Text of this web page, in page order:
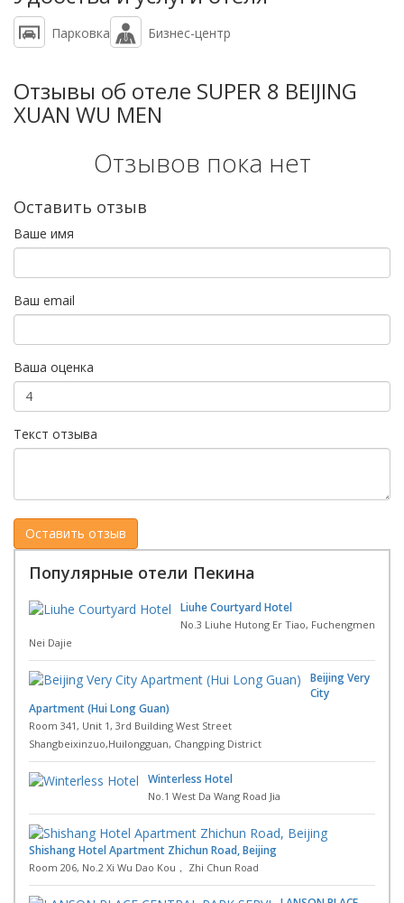
Парковка Бизнес-центр
Отзывы об отеле SUPER 8 BEIJING
XUAN WU MEN
Отзывов пока нет
Оставить отзыв
Ваше имя
Ваш email
Ваша оценка
Текст отзыва
Популярные отели Пекина
Liuhe Courtyard Hotel
No.3 Liuhe Hutong Er Tiao, Fuchengmen
Nei Dajie
Beijing Very
City
Apartment (Hui Long Guan)
Room 341, Unit 1, 3rd Building West Street
Shangbeixinzuo,Huilongguan, Changping District
Winterless Hotel
No.1 West Da Wang Road Jia
Shishang Hotel Apartment Zhichun Road, Beijing
Room 206, No.2 Xi Wu Dao Kou， Zhi Chun Road